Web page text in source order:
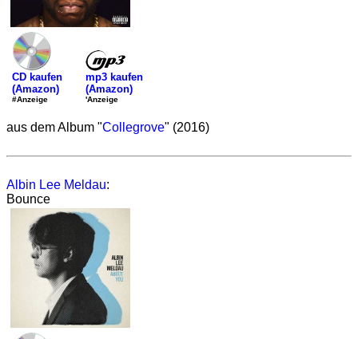
CD kaufen
(Amazon)
#Anzeige
mp3 kaufen
(Amazon)
'Anzeige
aus dem Album "Collegrove" (2016)
Albin Lee Meldau:
Bounce